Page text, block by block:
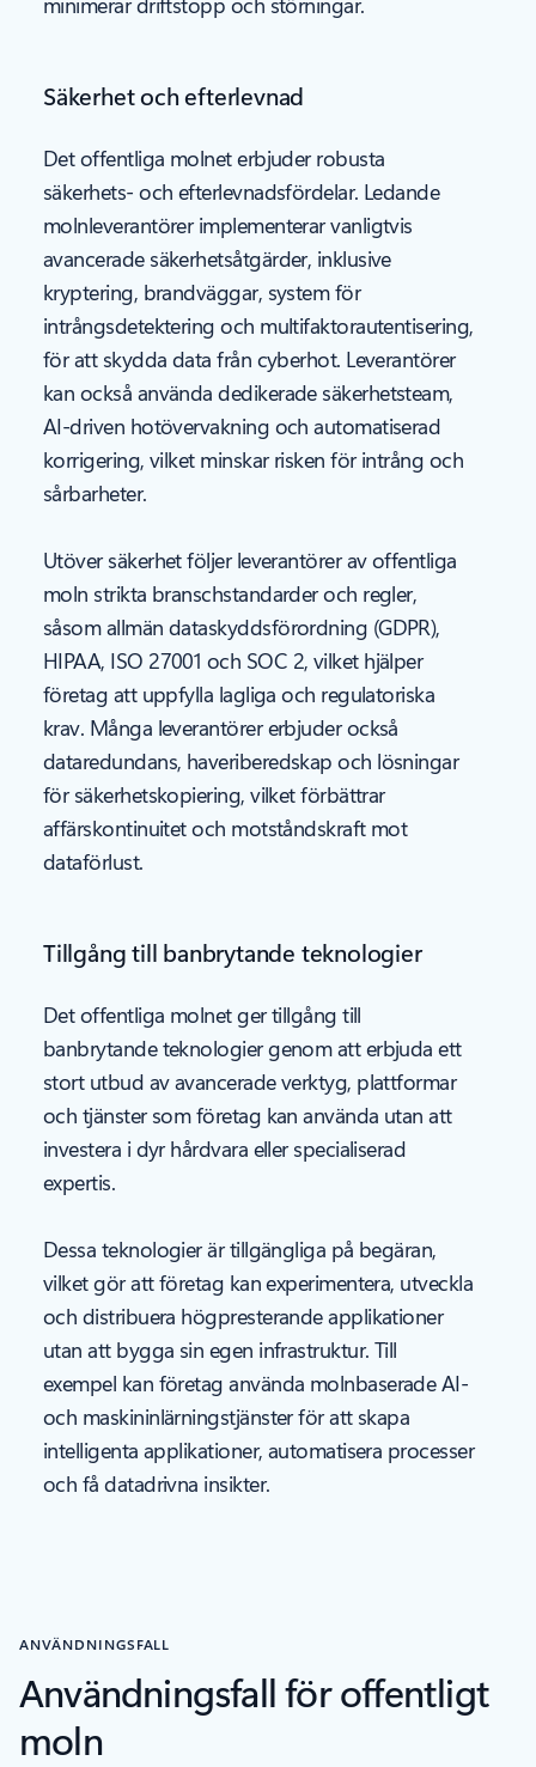
Säkerhet och efterlevnad
Det offentliga molnet erbjuder robusta
säkerhets- och efterlevnadsfördelar. Ledande
molnleverantörer implementerar vanligtvis
avancerade säkerhetsåtgärder, inklusive
kryptering, brandväggar, system för
intrångsdetektering och multifaktorautentisering,
för att skydda data från cyberhot. Leverantörer
kan också använda dedikerade säkerhetsteam,
AI-driven hotövervakning och automatiserad
korrigering, vilket minskar risken för intrång och
sårbarheter.
Utöver säkerhet följer leverantörer av offentliga
moln strikta branschstandarder och regler,
såsom allmän dataskyddsförordning (GDPR),
HIPAA, ISO 27001 och SOC 2, vilket hjälper
företag att uppfylla lagliga och regulatoriska
krav. Många leverantörer erbjuder också
dataredundans, haveriberedskap och lösningar
för säkerhetskopiering, vilket förbättrar
affärskontinuitet och motståndskraft mot
dataförlust.
Tillgång till banbrytande teknologier
Det offentliga molnet ger tillgång till
banbrytande teknologier genom att erbjuda ett
stort utbud av avancerade verktyg, plattformar
och tjänster som företag kan använda utan att
investera i dyr hårdvara eller specialiserad
expertis.
Dessa teknologier är tillgängliga på begäran,
vilket gör att företag kan experimentera, utveckla
och distribuera högpresterande applikationer
utan att bygga sin egen infrastruktur. Till
exempel kan företag använda molnbaserade AI-
och maskininlärningstjänster för att skapa
intelligenta applikationer, automatisera processer
och få datadrivna insikter.
ANVÄNDNINGSFALL
Användningsfall för offentligt
moln